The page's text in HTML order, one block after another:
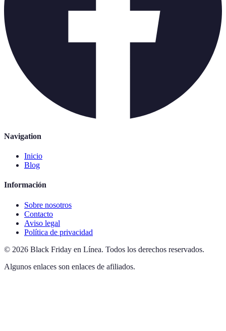
Navigation
Inicio
Blog
Información
Sobre nosotros
Contacto
Aviso legal
Política de privacidad
© 2026 Black Friday en Línea. Todos los derechos reservados.
Algunos enlaces son enlaces de afiliados.